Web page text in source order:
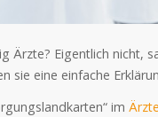
Ärzte? Eigentlich nicht,
sie eine einfache
im